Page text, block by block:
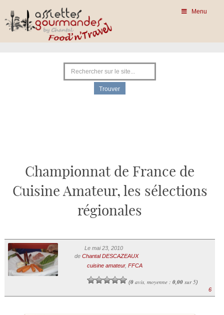
Menu
Championnat de France de
Cuisine Amateur, les sélections
régionales
Le mai 23, 2010
de Chantal DESCAZEAUX
cuisine amateur, FFCA
(0avis, moyenne : 0,00sur 5)
6